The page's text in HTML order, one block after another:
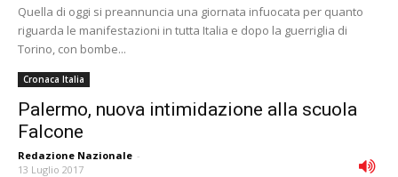
Quella di oggi si preannuncia una giornata infuocata per quanto
riguarda le manifestazioni in tutta Italia e dopo la guerriglia di
Torino, con bombe...
Cronaca Italia
Palermo, nuova intimidazione alla scuola
Falcone
Redazione Nazionale -
13 Luglio 2017